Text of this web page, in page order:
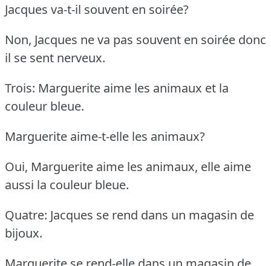
Jacques va-t-il souvent en soirée?
Non, Jacques ne va pas souvent en soirée donc
il se sent nerveux.
Trois: Marguerite aime les animaux et la
couleur bleue.
Marguerite aime-t-elle les animaux?
Oui, Marguerite aime les animaux, elle aime
aussi la couleur bleue.
Quatre: Jacques se rend dans un magasin de
bijoux.